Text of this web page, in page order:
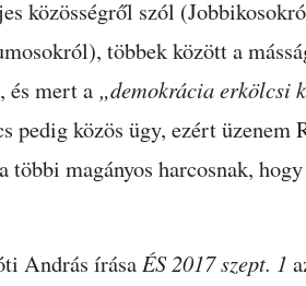
közösségről szól
többek között a
és mert a „demokrácia erkölcsi
pedig közös ügy, ezért üzenem
többi magányos harcosnak,
András írásaÉS 2017 szept. 1